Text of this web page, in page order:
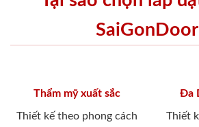
SaiGonDoor
Thẩm mỹ xuất sắc
Thiết kế theo phong cách
Đa
Thiết